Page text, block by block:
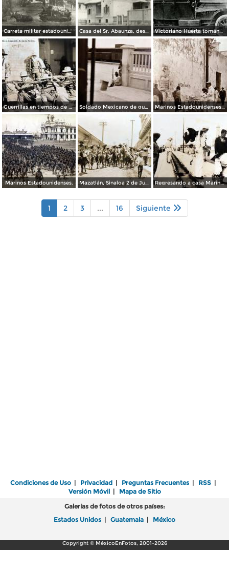
Carreta militar estadounidense, cruzando el Río Santa Clara Casa del Sr. Abaunza, desctruida por el bombardeo estadounidense en la invasión de 1914 Victoriano Huerta tomándose una copa de despedida
Guerrillas en tiempos de La Revolucion Mexicana. Soldado Mexicano de guardia en la estacion Ferroviaria ( Abril 9 de 1916 ). Marinos Estadounidenses curiosos. ( Abril 9 de 1916 ).
Marinos Estadounidenses. Mazatlán, Sinaloa 2 de Junio de 1911 Entrada del ejercito libertador. Regresando a casa Marinos Estadounidenses despues de La Intervencion en Veracruz.
1 2 3 ... 16 Siguiente
Condiciones de Uso | Privacidad | Preguntas Frecuentes | RSS |
Versión Móvil| Mapa de Sitio
Galerías de fotos de otros países:
Estados Unidos | Guatemala | México
Copyright © MéxicoEnFotos, 2001-2026